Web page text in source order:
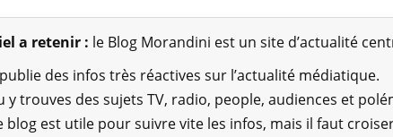
a retenir : le Blog Morandini est un site d’actualité
des infos très réactives sur l’actualité médiatique.
y trouves des sujets TV, radio, people, audiences et
blog est utile pour suivre vite les infos, mais il faut